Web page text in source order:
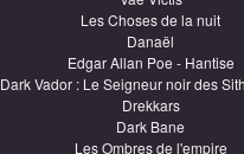
Les Choses de la nuit
Danaël
Edgar Allan Poe - Hantise
Dark Vador : Le Seigneur noir des
Drekkars
Dark Bane
Les Ombres de l'empire